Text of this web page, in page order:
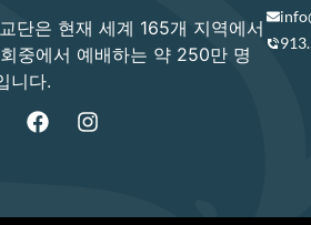
단은 현재 세계 165개 지역에서
중에서 예배하는 약 250만 명
니다.